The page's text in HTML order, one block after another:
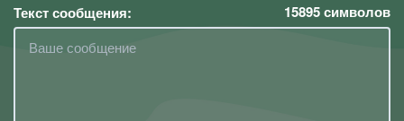
Текст сообщения: 15895символов